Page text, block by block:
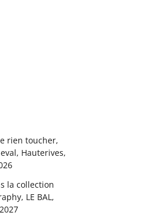
rien toucher,
Hauterives,
la collection
LE BAL,